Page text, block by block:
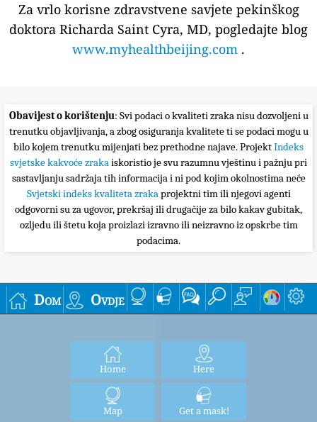
Za vrlo korisne zdravstvene savjete pekinškog
doktora Richarda Saint Cyra, MD, pogledajte blog
www.myhealthbeijing.com .
Obavijest o korištenju: Svi podaci o kvaliteti zraka nisu dozvoljeni u
trenutku objavljivanja, a zbog osiguranja kvalitete ti se podaci mogu u
bilo kojem trenutku mijenjati bez prethodne najave. ProjektIndeks
svjetske kakvoće zrakaiskoristio je svu razumnu vještinu i pažnju pri
sastavljanju sadržaja tih informacija i ni pod kojim okolnostima neće
Svjetski indeks kvaliteta zrakaprojektni tim ili njegovi agenti
odgovorni su za ugovor, prekršaj ili drugačije za bilo kakav gubitak,
ozljedu ili štetu koja proizlazi izravno ili neizravno iz opskrbe tim
podacima.
Dom Ovdje
Home Here
Map Get a mask!